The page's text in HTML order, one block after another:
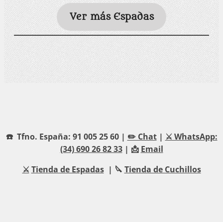
Ver más Espadas
☎️ Tfno. España: 91 005 25 60 | ✏️ Chat| ⚔️ WhatsApp:
(34) 690 26 82 33| 📩 Email
⚔️ Tienda de Espadas| 🔪 Tienda de Cuchillos